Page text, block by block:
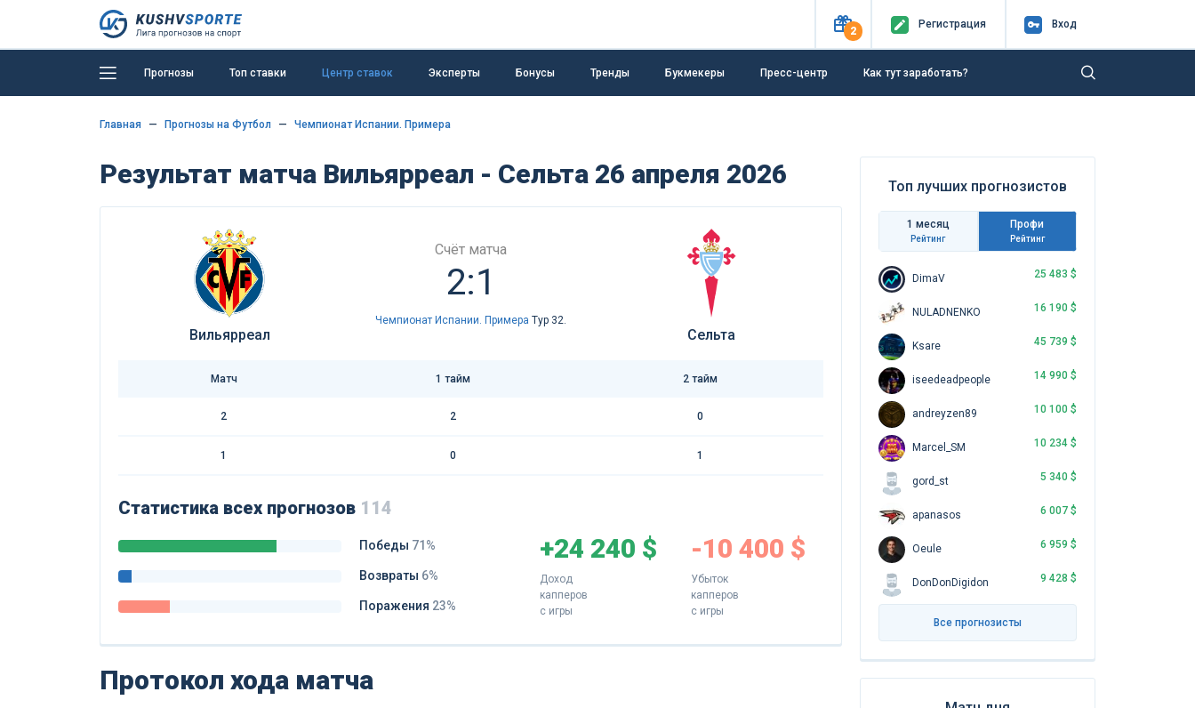
2
Регистрация Вход
Прогнозы Топ ставки Центр ставок Эксперты Бонусы Тренды Букмекеры Пресс-центр Как тут заработать?
Главная Прогнозы на Футбол Чемпионат Испании. Примера
Результат матча Вильярреал - Сельта 26 апреля 2026
Вильярреал
Счёт матча
2:1
Чемпионат Испании. Примера Тур 32.
Сельта
Матч 1 тайм 2 тайм
2 2 0
1 0 1
Статистика всех прогнозов 114
Победы 71%
Возвраты 6%
Поражения 23%
+24 240 $
Доход
капперов
с игры
-10 400 $
Убыток
капперов
с игры
Протокол хода матча
Топ лучших прогнозистов
1 месяц
Рейтинг
Профи
Рейтинг
DimaV 25 483 $
NULADNENKO 16 190 $
Ksare 45 739 $
iseedeadpeople 14 990 $
andreyzen89 10 100 $
Marcel_SM 10 234 $
gord_st 5 340 $
apanasos 6 007 $
Oeule 6 959 $
DonDonDigidon 9 428 $
Все прогнозисты